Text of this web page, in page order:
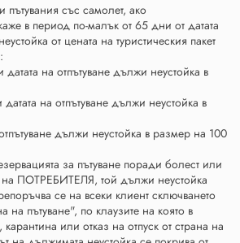
със самолет, ако
в период по-малък от 65 дни от датата
от цената на туристическия пакет
на отпътуване дължи неустойка в
на отпътуване дължи неустойка в
дължи неустойка в размер на 100
за пътуване поради болест или
ПОТРЕБИТЕЛЯ, той дължи неустойка
се на всеки клиент сключването
на пътуване", по клаузите на която в
или отказ на отпуск от страна на